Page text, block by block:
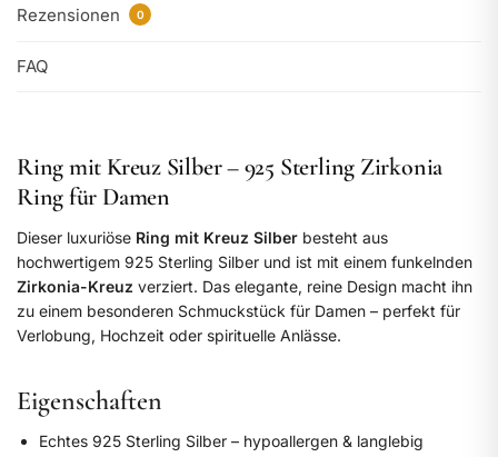
Rezensionen 0
FAQ
Ring mit Kreuz Silber – 925 Sterling Zirkonia
Ring für Damen
Dieser luxuriöse Ring mit Kreuz Silber besteht aus
hochwertigem 925 Sterling Silber und ist mit einem funkelnden
Zirkonia-Kreuz verziert. Das elegante, reine Design macht ihn
zu einem besonderen Schmuckstück für Damen – perfekt für
Verlobung, Hochzeit oder spirituelle Anlässe.
Eigenschaften
Echtes 925 Sterling Silber – hypoallergen & langlebig